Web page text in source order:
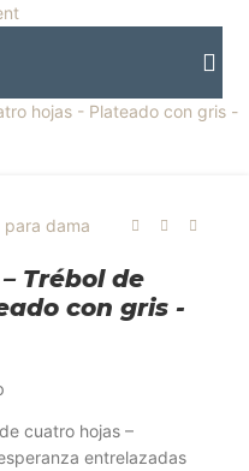
para dama
Trébol de
con gris -
cuatro hojas –
entrelazadas